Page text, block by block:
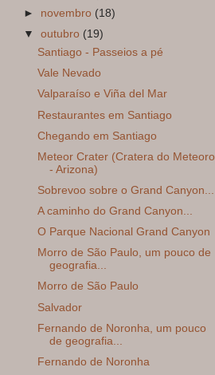
► novembro (18)
▼outubro (19)
Santiago - Passeios a pé
Vale Nevado
Valparaíso e Viña del Mar
Restaurantes em Santiago
Chegando em Santiago
Meteor Crater (Cratera do Meteoro
- Arizona)
Sobrevoo sobre o Grand Canyon...
A caminho do Grand Canyon...
O Parque Nacional Grand Canyon
Morro de São Paulo, um pouco de
geografia...
Morro de São Paulo
Salvador
Fernando de Noronha, um pouco
de geografia...
Fernando de Noronha